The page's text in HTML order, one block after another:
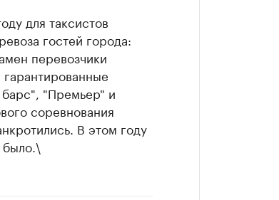
для таксистов
гостей города:
перевозчики
барс", "Премьер" и
соревнования
В этом году
было.\